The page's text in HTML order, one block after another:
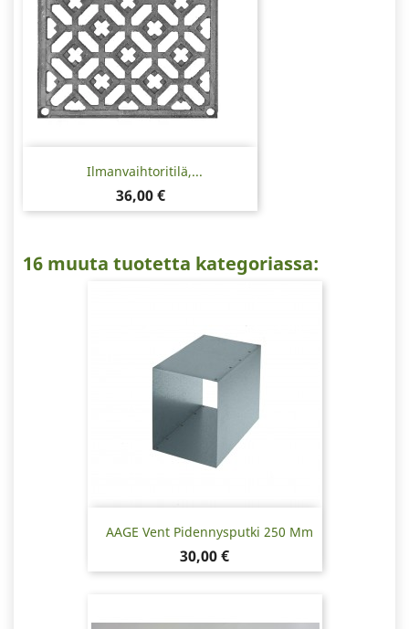
Ilmanvaihtoritilä,...
Hinta
36,00 €
16 muuta tuotetta kategoriassa:
AAGE Vent Pidennysputki 250 Mm
Hinta
30,00 €